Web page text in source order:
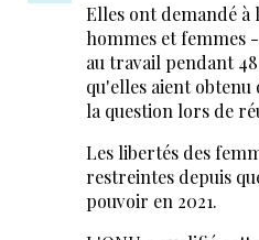
Elles ont demandé
hommes et femmes
au travail pendant
qu'elles aient obtenu
la question lors de
Les libertés des
restreintes depuis
pouvoir en 2021.